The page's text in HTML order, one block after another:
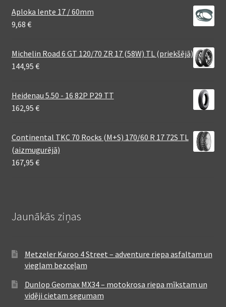
Aploka lente 17 / 60mm
9,68 €
Michelin Road 6 GT 120/70 ZR 17 (58W) TL (priekšējā)
144,95 €
Heidenau 5.50 - 16 82P P29 TT
162,95 €
Continental TKC 70 Rocks (M+S) 170/60 R 17 72S TL
(aizmugurējā)
167,95 €
Jaunākās ziņas
Metzeler Karoo 4 Street – adventure riepa asfaltam un
vieglam bezceļam
Dunlop Geomax MX34 – motokrosa riepa mīkstam un
vidēji cietam segumam